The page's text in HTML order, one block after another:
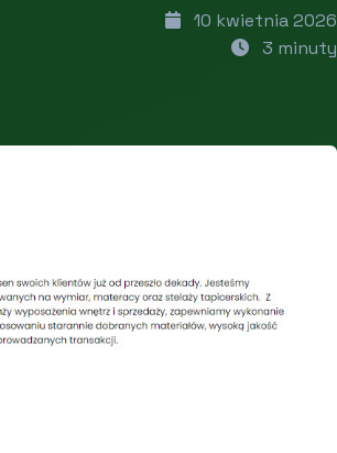
10 kwietnia 2026
3 minuty